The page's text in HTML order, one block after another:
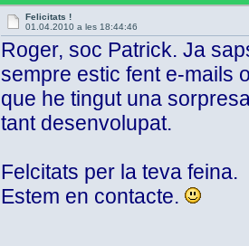
Felicitats !
01.04.2010 a les 18:44:46
Roger, soc Patrick. Ja
sempre estic fent e-mails
que he tingut una
tant desenvolupat.
Felcitats per la teva feina.
Estem en contacte.